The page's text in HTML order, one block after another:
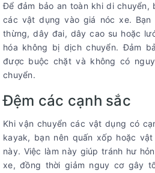
Để đảm bảo an toàn khi di chuyển,
các vật dụng vào giá nóc xe.
thừng, dây đai, dây cao su hoặc
hóa không bị dịch chuyển. Đảm
được buộc chặt và không có
chuyển.
Đệm các cạnh sắc
Khi vận chuyển các vật dụng có
kayak, bạn nên quấn xốp hoặc
này. Việc làm này giúp tránh hư
xe, đồng thời giảm nguy cơ gây